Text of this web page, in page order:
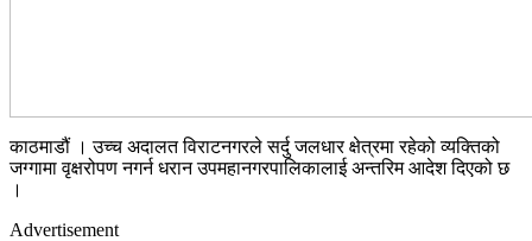
काठमाडौं । उच्च अदालत विराटनगरले सर्दु जलधार क्षेत्रमा रहेको व्यक्तिको
जग्गामा वृक्षरोपण नगर्न धरान उपमहानगरपालिकालाई अन्तरिम आदेश दिएको छ
।
Advertisement